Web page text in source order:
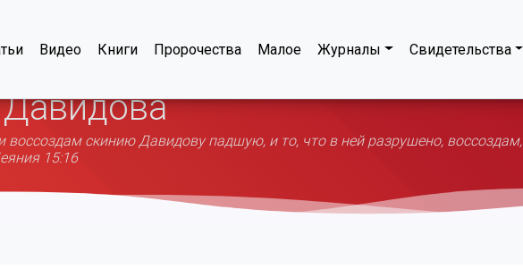
Видео Книги Пророчества Малое Журналы Свидетельства
воссоздам скинию Давидову падшую, и то, что в ней разрушено, воссоздам,
15:16